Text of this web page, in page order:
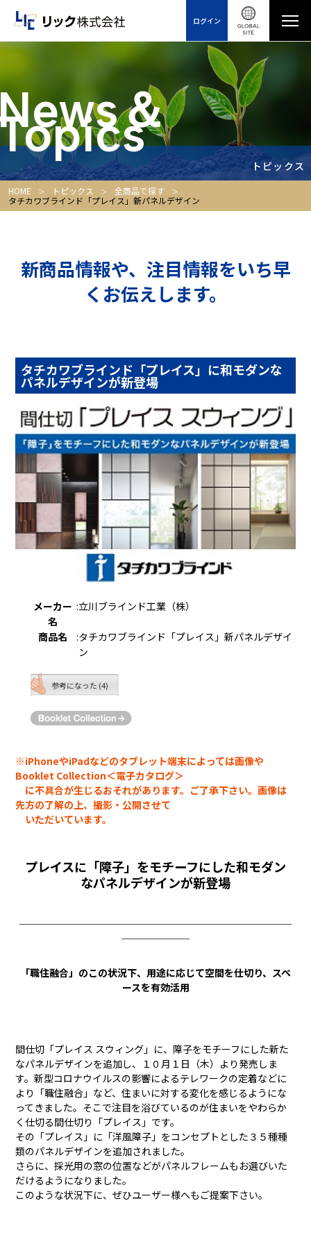
ログイン
＆
トピックス
HOME トピックス
全商品で探す
タチカワブラインド「プレイス」新パネルデザイン
新商品情報や、注目情報をいち早
くお伝えします。
タチカワブラインド「プレイス」に和モダンな
パネルデザインが新登場
メーカー
名
:立川ブラインド工業（株）
商品名 :タチカワブラインド「プレイス」新パネルデザイ
ン
参考になった (4)
※iPhoneやiPadなどのタブレット端末によっては画像や
Booklet Collection＜電子カタログ＞
に不具合が生じるおそれがあります。ご了承下さい。画像は
先方の了解の上、撮影・公開させて
いただいています。
プレイスに「障子」をモチーフにした和モダン
なパネルデザインが新登場
￣￣￣￣￣￣￣￣￣￣￣￣￣￣￣￣￣￣￣￣￣￣￣￣￣￣￣￣
￣￣￣￣￣￣￣
「職住融合」のこの状況下、用途に応じて空間を仕切り、スペ
ースを有効活用
間仕切「プレイス スウィング」に、障子をモチーフにした新た
なパネルデザインを追加し、１０月１日（木）より発売しま
す。新型コロナウイルスの影響によるテレワークの定着などに
より「職住融合」など、住まいに対する変化を感じるようにな
ってきました。そこで注目を浴びているのが住まいをやわらか
く仕切る間仕切り「プレイス」です。
その「プレイス」に「洋風障子」をコンセプトとした３５種種
類のパネルデザインを追加されました。
さらに、採光用の窓の位置などがパネルフレームもお選びいた
だけるようになりました。
このような状況下に、ぜひユーザー様へもご提案下さい。